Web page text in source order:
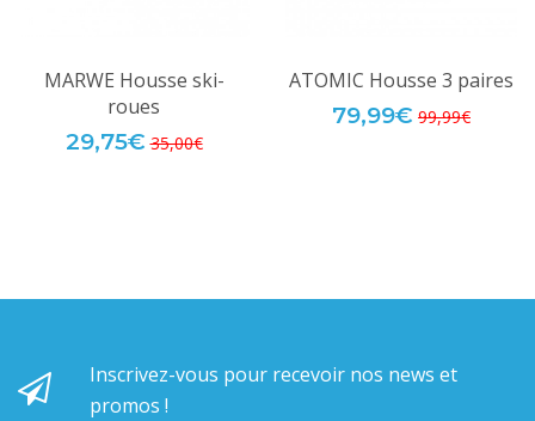
MARWE Housse ski-
roues
29,75€ 35,00€
ATOMIC Housse 3 paires
79,99€ 99,99€
Inscrivez-vous pour recevoir nos news et
promos !